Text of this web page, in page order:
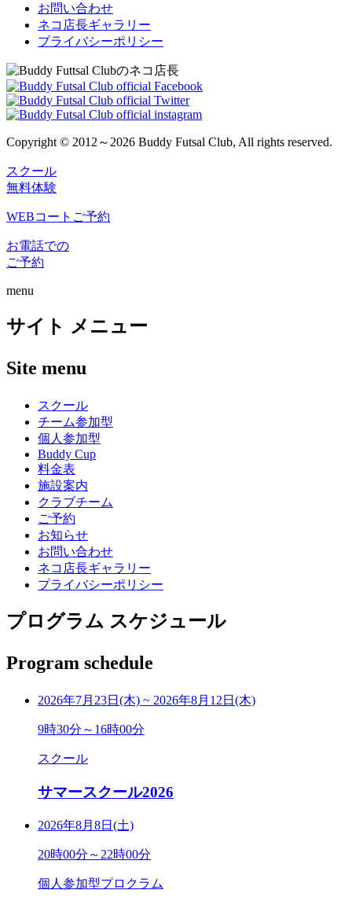
お問い合わせ
ネコ店長ギャラリー
プライバシーポリシー
Copyright © 2012～2026 Buddy Futsal Club, All rights reserved.
スクール
無料体験
WEBコートご予約
お電話での
ご予約
menu
サイト メニュー
Site menu
スクール
チーム参加型
個人参加型
Buddy Cup
料金表
施設案内
クラブチーム
ご予約
お知らせ
お問い合わせ
ネコ店長ギャラリー
プライバシーポリシー
プログラム スケジュール
Program schedule
2026年7月23日(木) ~ 2026年8月12日(木)
9時30分～16時00分
スクール
サマースクール2026
2026年8月8日(土)
20時00分～22時00分
個人参加型プロクラム